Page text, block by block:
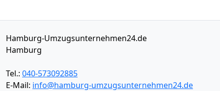
Hamburg-Umzugsunternehmen24.de
Hamburg
Tel.: 040-573092885
E-Mail: info@hamburg-umzugsunternehmen24.de